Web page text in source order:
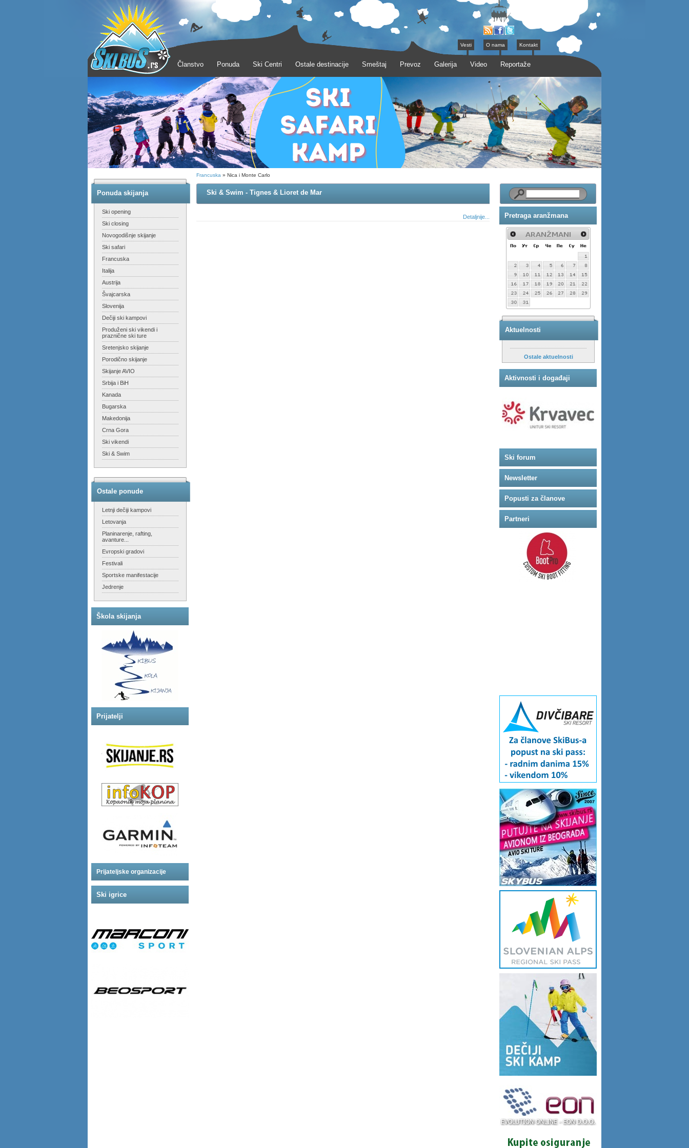
Vesti O nama Kontakt
Članstvo Ponuda Ski Centri Ostale destinacije Smeštaj Prevoz Galerija Video Reportaže
Ponuda skijanja
Ski opening
Ski closing
Novogodišnje skijanje
Ski safari
Francuska
Italija
Austrija
Švajcarska
Slovenija
Dečiji ski kampovi
Produženi ski vikendi i
praznične ski ture
Sretenjsko skijanje
Porodično skijanje
Skijanje AVIO
Srbija i BiH
Kanada
Bugarska
Makedonija
Crna Gora
Ski vikendi
Ski & Swim
Ostale ponude
Letnji dečiji kampovi
Letovanja
Planinarenje, rafting,
avanture...
Evropski gradovi
Festivali
Sportske manifestacije
Jedrenje
Škola skijanja
Prijatelji
Prijateljske organizacije
Ski igrice
Francuska » Nica i Monte Carlo
Ski & Swim - Tignes & Lioret de Mar
Detaljnije... Pretraga aranžmana
Aktuelnosti
Ostale aktuelnosti
Aktivnosti i događaji
Ski forum
Newsletter
Popusti za članove
Partneri